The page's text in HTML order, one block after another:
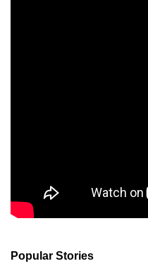
Popular Stories